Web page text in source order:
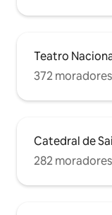
Teatro
372
Catedral de
282